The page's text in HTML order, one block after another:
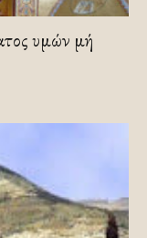
υμών μή